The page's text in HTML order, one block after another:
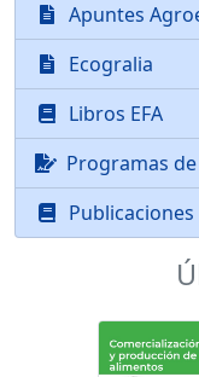
Apuntes
Ecogralia
Libros EFA
Programas